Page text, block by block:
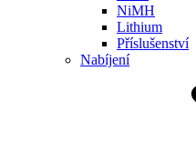
NiMH
Lithium
Příslušenství
Nabíjení